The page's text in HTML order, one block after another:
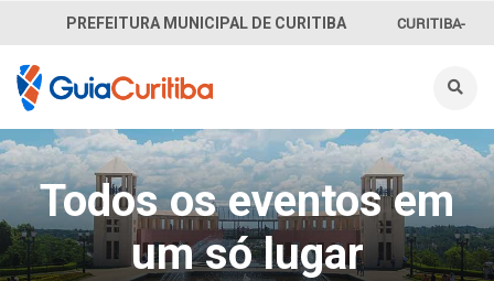
PREFEITURA MUNICIPAL DE CURITIBA CURITIBA-
INFORMAÇÃO
SECRETARIAS
Todos os eventos em
um só lugar